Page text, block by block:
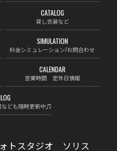
CATALOG
貸し衣装など
SIMULATION
料金シミュレーション/お問合わせ
CALENDAR
営業時間 定休日情報
なども随時更新中♫
ォトスタジオ ソリス